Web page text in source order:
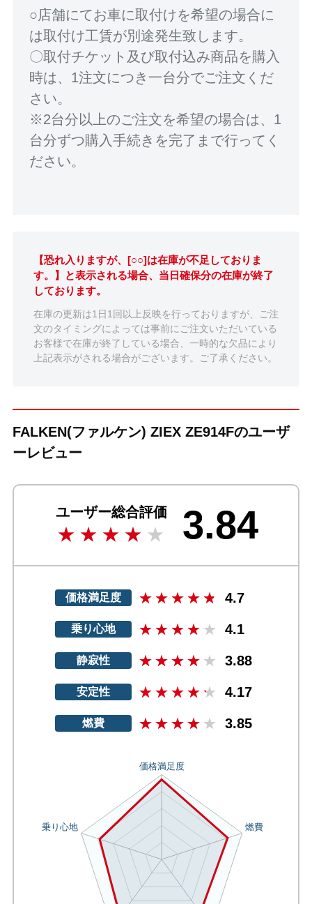
○店舗にてお車に取付けを希望の場合に
は取付け工賃が別途発生致します。
〇取付チケット及び取付込み商品を購入
時は、1注文につき一台分でご注文くだ
さい。
※2台分以上のご注文を希望の場合は、1
台分ずつ購入手続きを完了まで行ってく
ださい。
【恐れ入りますが、[○○]は在庫が不足しておりま
す。】と表示される場合、当日確保分の在庫が終了
しております。
在庫の更新は1日1回以上反映を行っておりますが、ご注
文のタイミングによっては事前にご注文いただいている
お客様で在庫が終了している場合、一時的な欠品により
上記表示がされる場合がございます。ご了承ください。
FALKEN(ファルケン) ZIEX ZE914Fのユーザ
ーレビュー
ユーザー総合評価 3.84
価格満足度 4.7
乗り心地 4.1
静寂性 3.88
安定性 4.17
燃費 3.85